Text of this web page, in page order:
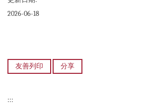
2026-06-18
友善列印 分享
:::